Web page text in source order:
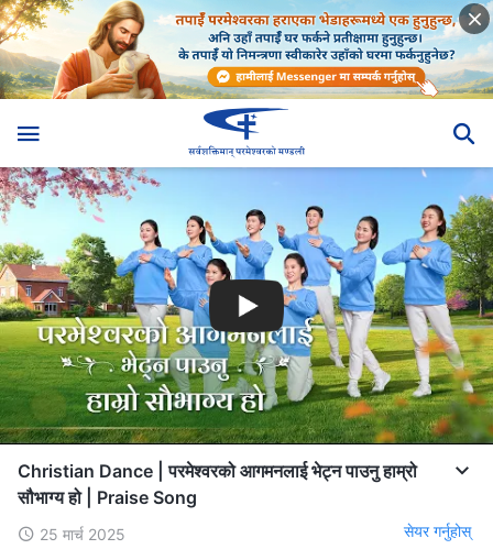
Christian Dance | परमेश्‍वरको आगमनलाई भेट्न पाउनु हाम्रो
सौभाग्य हो | Praise Song
25 मार्च 2025 सेयर गर्नुहोस्